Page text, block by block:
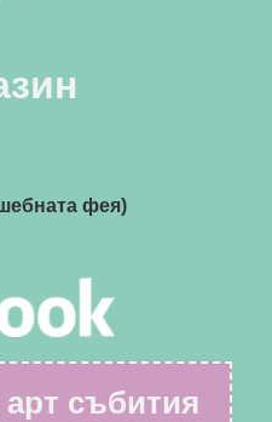
фея)
събития